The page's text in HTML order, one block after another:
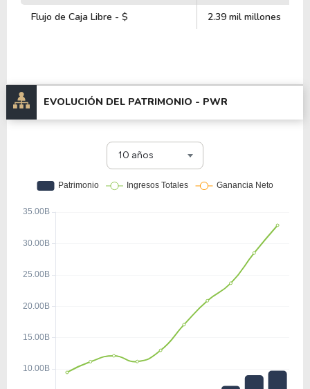
Flujo de Caja Libre - $
2.39 mil millones
EVOLUCIÓN DEL PATRIMONIO - PWR
10 años